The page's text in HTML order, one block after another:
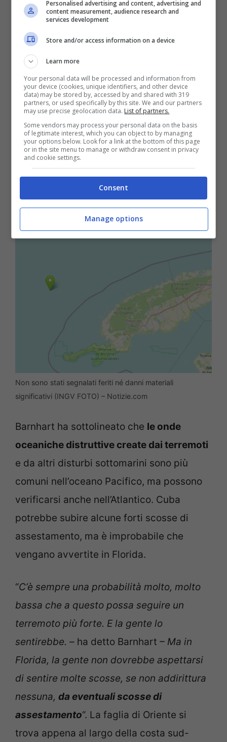
significativi.
William Barnhart, geofisico dell’Us
Geological Survey, ha descritto il
terremoto come estremamente raro. È il
terremoto più forte mai registrato nel Golfo
del Messico con strumenti moderni, che
risalgono agli anni ’50. “È uno dei soli
cinque o sei terremoti di magnitudo pari o
superiore a 5 di cui siamo a conoscenza in
”. Il sisma non ha generato
alcuno tsunami.
Non sono stati segnalati feriti né danni materiali
significativi (INGV FOTO) – Notizie.com
Barnhart ha sottolineato che le onde
oceaniche distruttive create dai terremoti
e da altri disturbi sottomarini sono più
comuni nell’oceano Pacifico, ma possono
verificarsi anche nell’Atlantico. Cuba
potrebbe subire alcune forti scosse di
assestamento, ma è improbabile che
vengano avvertite in Florida.
“C’è sempre una probabilità molto, molto
bassa che a questo possa seguire un
terremoto più forte. E la gente lo
sentirebbe. – ha detto Barnhart – Ma in
Florida, la gente non dovrebbe aspettarsi
di sentire molte scosse, se non addirittura
nessuna, da eventuali scosse di
assestamento“. La faglia di Oriente si
trova appena al largo della costa sud-
Personalised advertising and content, advertising and
content measurement, audience research and
services development
Store and/or access information on a device
Learn more
Your personal data will be processed and information from
your device (cookies, unique identifiers, and other device
data) may be stored by, accessed by and shared with 319
partners, or used specifically by this site. We and our partners
may use precise geolocation data. List of partners.
Some vendors may process your personal data on the basis
of legitimate interest, which you can object to by managing
your options below. Look for a link at the bottom of this page
or in the site menu to manage or withdraw consent in privacy
and cookie settings.
Consent
Manage options